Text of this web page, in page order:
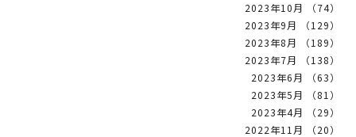
2023年10月 （74）
2023年9月 （129）
2023年8月 （189）
2023年7月 （138）
2023年6月 （63）
2023年5月 （81）
2023年4月 （29）
2022年11月 （20）